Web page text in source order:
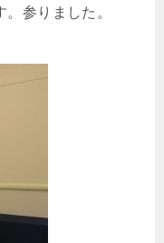
参りました。